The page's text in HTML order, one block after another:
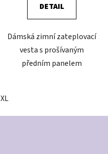
DETAIL
Dámská zimní zateplovací
vesta s prošívaným
předním panelem
XL